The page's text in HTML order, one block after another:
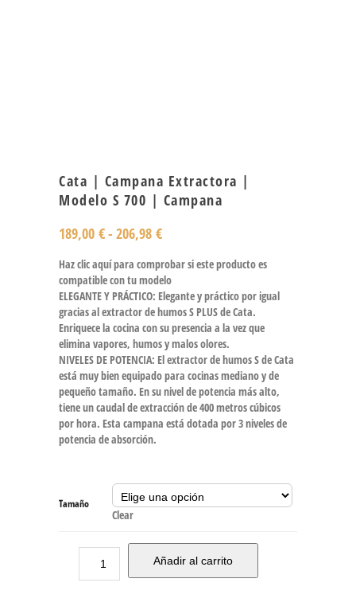
Cata | Campana Extractora |
Modelo S 700 | Campana
189,00 €- 206,98 €
Haz clic aquí para comprobar si este producto es
compatible con tu modelo
ELEGANTE Y PRÁCTICO: Elegante y práctico por igual
gracias al extractor de humos S PLUS de Cata.
Enriquece la cocina con su presencia a la vez que
elimina vapores, humos y malos olores.
NIVELES DE POTENCIA: El extractor de humos S de Cata
está muy bien equipado para cocinas mediano y de
pequeño tamaño. En su nivel de potencia más alto,
tiene un caudal de extracción de 400 metros cúbicos
por hora. Esta campana está dotada por 3 niveles de
potencia de absorción.
Tamaño
Clear
Añadir al carrito